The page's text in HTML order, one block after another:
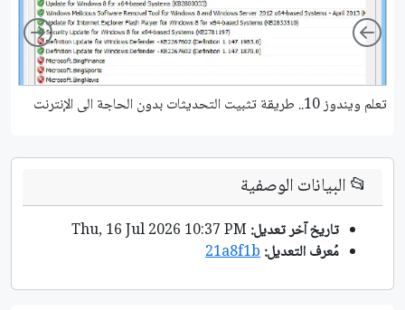
تعلم ويندوز 10.. طريقة تثبيت التحديثات بدون الحاجة الى الإنترنت
Left
📂البيانات الوصفية
تاريخ آخر تعديل:
مُعرف التعديل:21a8f1b